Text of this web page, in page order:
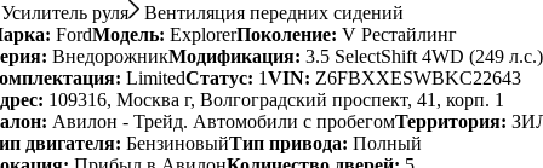
Усилитель руля
Вентиляция передних сидений
FordМодель: ExplorerПоколение: V Рестайлинг
ВнедорожникМодификация: 3.5 SelectShift 4WD (249 л.с.)
LimitedСтатус: 1VIN: Z6FBXXESWBKC22643
109316, Москва г, Волгоградский проспект, 41, корп. 1
Авилон - Трейд. Автомобили с пробегомТерритория:
двигателя: БензиновыйТип привода: Полный